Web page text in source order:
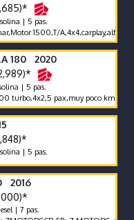
| 5 pas.
1500,T/A,4x4,carplay,alfombras
180 2020
| 5 pas.
pax,muy poco km 65000
| 5 pas.
2016
| 7 pas.